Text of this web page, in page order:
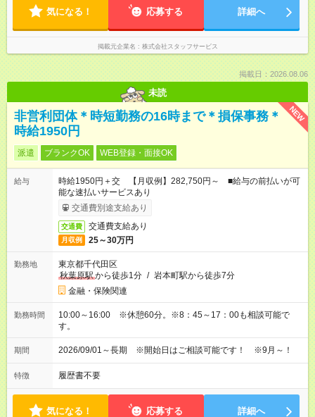
気になる！ 応募する 詳細へ
掲載元企業名 株式会社スタッフサービス
掲載日：2026.08.06
未読
NEW
非営利団体＊時短勤務の16時まで＊損保事務＊
時給1950円
派遣 ブランクOK WEB登録・面接OK
給与
時給1950円＋交 【月収例】282,750円～ ■給与の前払いが可
能な速払いサービスあり
交通費別途支給あり
交通費 交通費支給あり
月収例 25～30万円
勤務地
東京都千代田区
秋葉原駅から徒歩1分 / 岩本町駅から徒歩7分
金融・保険関連
勤務時間
10:00～16:00 ※休憩60分。※8：45～17：00も相談可能で
す。
期間 2026/09/01～長期 ※開始日はご相談可能です！ ※9月～！
特徴 履歴書不要
気になる！ 応募する 詳細へ